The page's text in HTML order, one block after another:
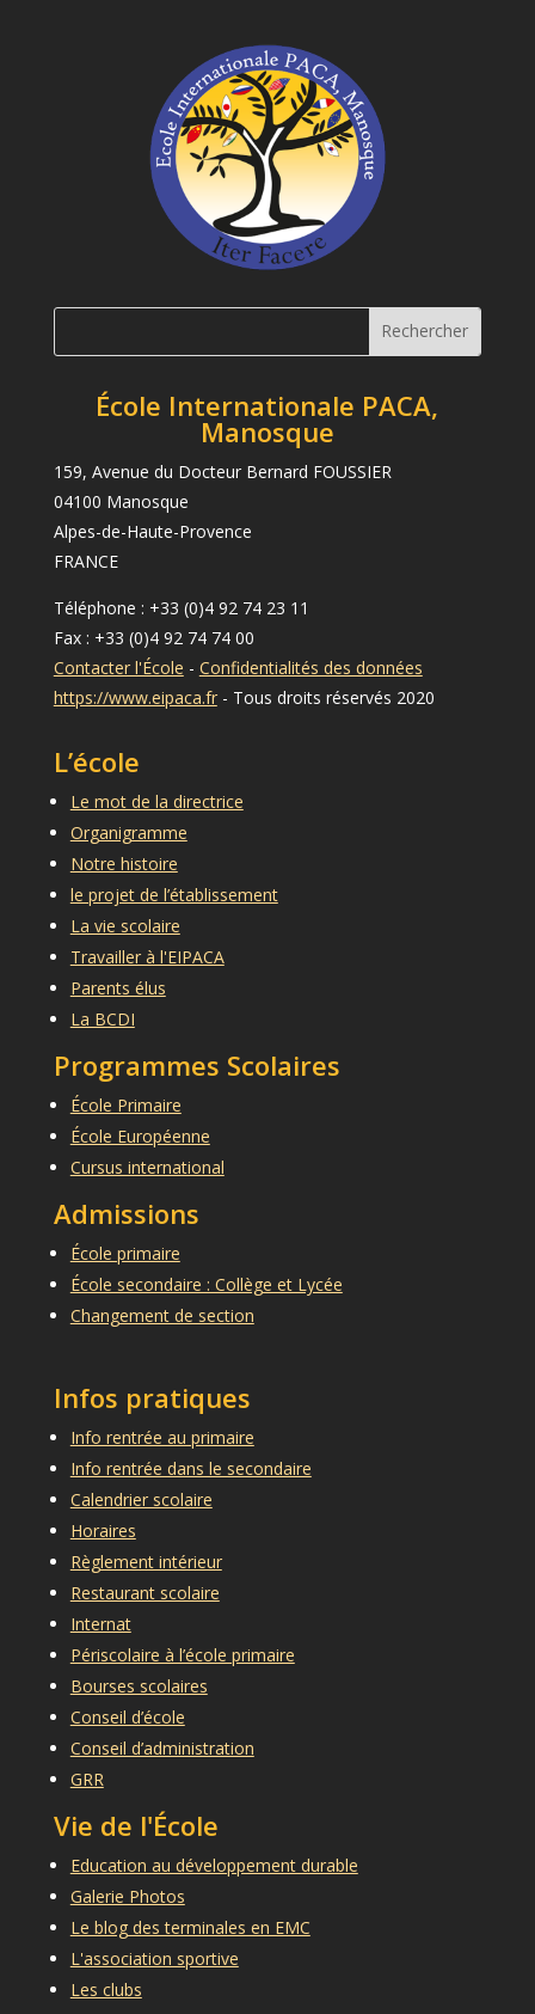
École Internationale PACA,
Manosque
159, Avenue du Docteur Bernard FOUSSIER
04100 Manosque
Alpes-de-Haute-Provence
FRANCE
Téléphone : +33 (0)4 92 74 23 11
Fax : +33 (0)4 92 74 74 00
Contacter l'École - Confidentialités des données
https://www.eipaca.fr- Tous droits réservés 2020
L’école
Le mot de la directrice
Organigramme
Notre histoire
le projet de l’établissement
La vie scolaire
Travailler à l'EIPACA
Parents élus
La BCDI
Programmes Scolaires
École Primaire
École Européenne
Cursus international
Admissions
École primaire
École secondaire : Collège et Lycée
Changement de section
Infos pratiques
Info rentrée au primaire
Info rentrée dans le secondaire
Calendrier scolaire
Horaires
Règlement intérieur
Restaurant scolaire
Internat
Périscolaire à l’école primaire
Bourses scolaires
Conseil d’école
Conseil d’administration
GRR
Vie de l'École
Education au développement durable
Galerie Photos
Le blog des terminales en EMC
L'association sportive
Les clubs